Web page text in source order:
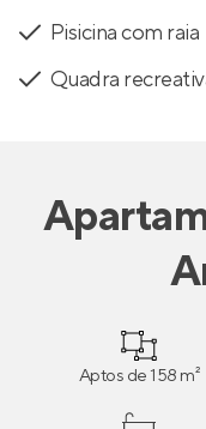
Pisicina com raia
Quadra
Aptos de 158 m²